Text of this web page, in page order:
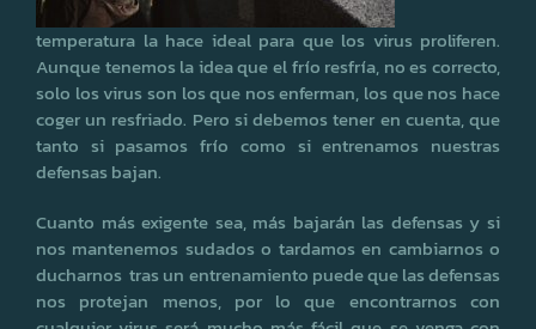
temperatura la hace ideal para que los virus proliferen.
Aunque tenemos la idea que el frío resfría, no es correcto,
solo los virus son los que nos enferman, los que nos hace
coger un resfriado. Pero si debemos tener en cuenta, que
tanto si pasamos frío como si entrenamos nuestras
defensas bajan.
Cuanto más exigente sea, más bajarán las defensas y si
nos mantenemos sudados o tardamos en cambiarnos o
ducharnos tras un entrenamiento puede que las defensas
nos protejan menos, por lo que encontrarnos con